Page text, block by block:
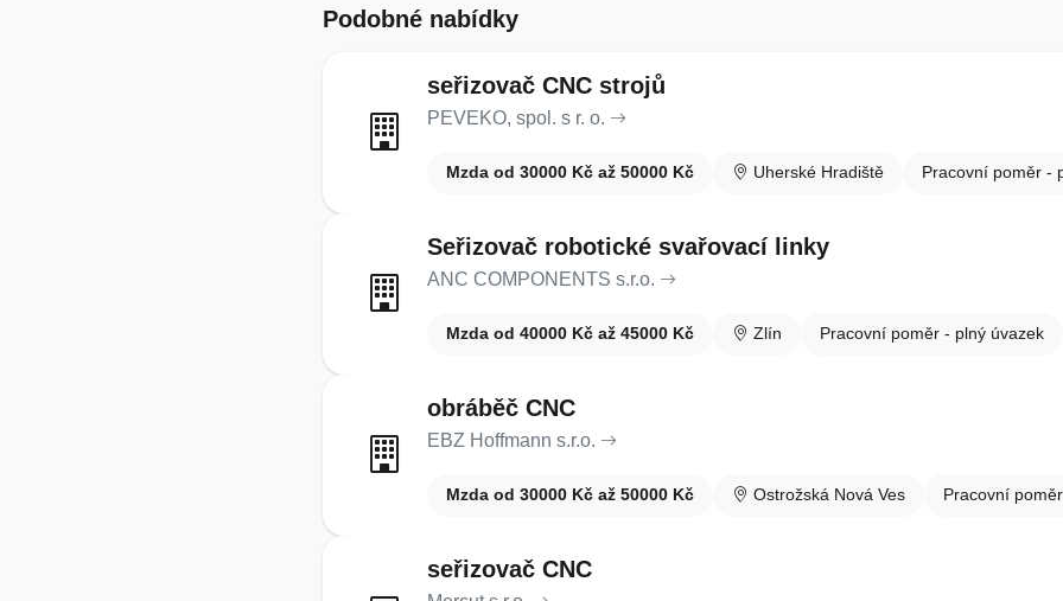
Podobné nabídky
seřizovač CNC strojů
PEVEKO, spol. s r. o.
Mzda od 30000 Kč až 50000 Kč Uherské Hradiště Pracovní poměr -
Seřizovač robotické svařovací linky
ANC COMPONENTS s.r.o.
Mzda od 40000 Kč až 45000 Kč Zlín Pracovní poměr - plný úvazek
obráběč CNC
EBZ Hoffmann s.r.o.
Mzda od 30000 Kč až 50000 Kč Ostrožská Nová Ves Pracovní
seřizovač CNC